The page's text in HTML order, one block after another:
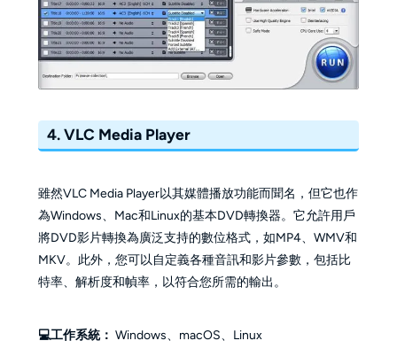
4.VLC Media Player
雖然VLC Media Player以其媒體播放功能而聞名，但它也作
為Windows、Mac和Linux的基本DVD轉換器。它允許用戶
將DVD影片轉換為廣泛支持的數位格式，如MP4、WMV和
MKV。此外，您可以自定義各種音訊和影片參數，包括比
特率、解析度和幀率，以符合您所需的輸出。
💻工作系統： Windows、macOS、Linux